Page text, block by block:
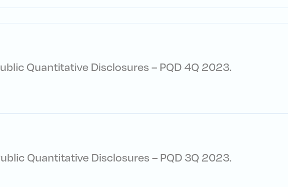
Quantitative Disclosures – PQD 4Q 2023.
Quantitative Disclosures – PQD 3Q 2023.